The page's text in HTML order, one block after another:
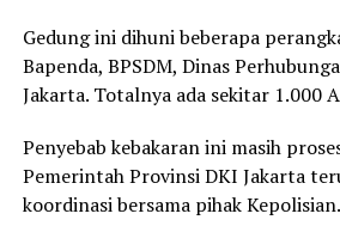
Gedung ini dihuni beberapa
Bapenda, BPSDM, Dinas
Jakarta. Totalnya ada sekitar 1.000
Penyebab kebakaran ini masih
Pemerintah Provinsi DKI Jakarta
koordinasi bersama pihak Kepolisian.